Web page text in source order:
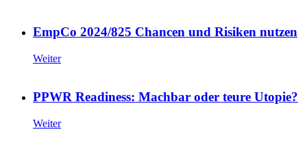
EmpCo 2024/825 Chancen und Risiken nutzen
Weiter
PPWR Readiness: Machbar oder teure Utopie?
Weiter